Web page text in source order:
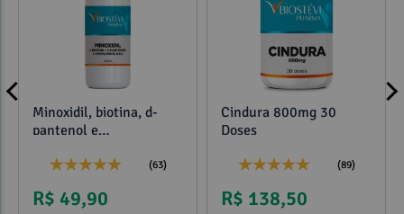
Minoxidil, biotina, d-
pantenol e
(63)
R$ 49,90
Cindura 800mg 30
Doses
(89)
R$ 138,50